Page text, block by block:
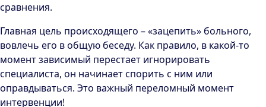
сравнения.
Главная цель происходящего – «зацепить» больного,
вовлечь его в общую беседу. Как правило, в какой-то
момент зависимый перестает игнорировать
специалиста, он начинает спорить с ним или
оправдываться. Это важный переломный момент
интервенции!